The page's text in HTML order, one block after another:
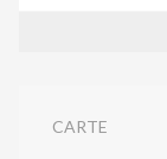
CARTE